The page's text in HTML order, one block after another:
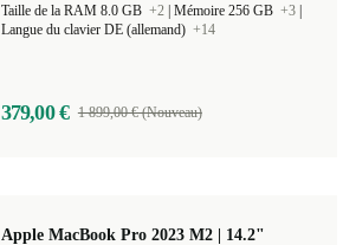
Taille de la RAM 8.0 GB +2 Mémoire 256 GB +3
Langue du clavier DE (allemand) +14
379,00 € 1 899,00 € (Nouveau)
Apple MacBook Pro 2023 M2 | 14.2"